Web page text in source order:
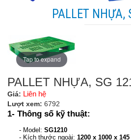
PALLET NHỰA,
Tap to expand
PALLET NHỰA, SG
Giá: Liên hệ
Lượt xem: 6792
1- Thông số kỹ thuật:
- Model: SG1210
- Kích thước ngoài: 1200 x 1000 x 145